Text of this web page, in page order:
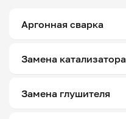
Аргонная сварка
Замена катализатора
Замена глушителя